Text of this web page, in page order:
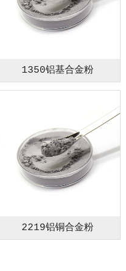
1350铝基合金粉
2219铝铜合金粉